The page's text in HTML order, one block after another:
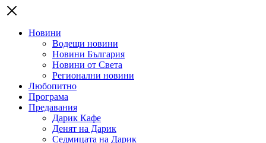
Новини
Водещи новини
Новини България
Новини от Света
Регионални новини
Любопитно
Програма
Предавания
Дарик Кафе
Денят на Дарик
Седмицата на Дарик